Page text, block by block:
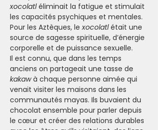
xocolatl éliminait la fatigue et stimulait
les capacités psychiques et mentales.
Pour les Aztèques, le xocolatl était une
source de sagesse spirituelle, d’énergie
corporelle et de puissance sexuelle.
Il est connu, que dans les temps
anciens on partageait une tasse de
kakaw à chaque personne aimée qui
venait visiter les maisons dans les
communautés mayas. Ils buvaient du
chocolat ensemble pour parler depuis
le cœur et créer des relations durables